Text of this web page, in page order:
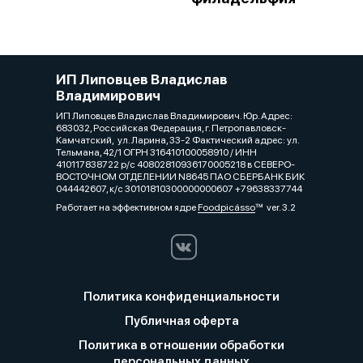
ИП Липовцев Владислав
Владимирович
ИП Липовцев Владислав Владимирович. Юр. Адрес:
683032, Российская Федерация, г. Петропавловск-
Камчатский, ул. Ларина, 33-2 Фактический адрес: ул.
Тельмана, 42/1 ОГРН 316410100058910 / ИНН
410117838722 р/с 40802810936170005218 в СЕВЕРО-
ВОСТОЧНОМ ОТДЕЛЕНИИ N8645 ПАО СБЕРБАНК БИК
044442607, к/с 30101810300000000607 +79638337744
Работает на эффективном ядреFoodpicássover. 3.2
Политика конфиденциальности
Публичная оферта
Политика в отношении обработки